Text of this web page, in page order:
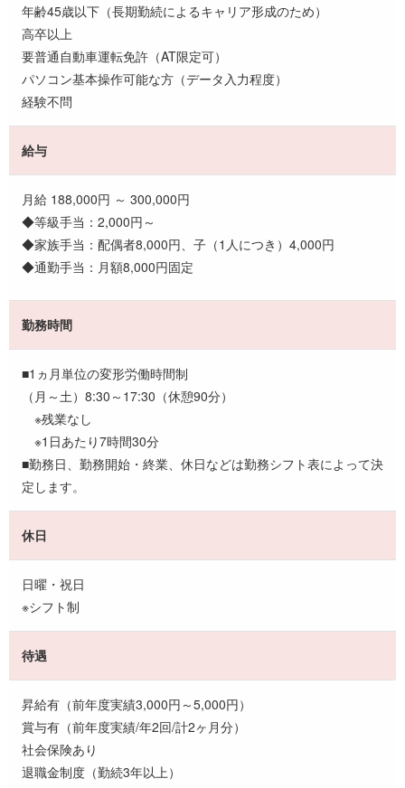
年齢45歳以下（長期勤続によるキャリア形成のため）
高卒以上
要普通自動車運転免許（AT限定可）
パソコン基本操作可能な方（データ入力程度）
経験不問
給与
月給 188,000円 ～ 300,000円
◆等級手当：2,000円～
◆家族手当：配偶者8,000円、子（1人につき）4,000円
◆通勤手当：月額8,000円固定
勤務時間
■1ヵ月単位の変形労働時間制
（月～土）8:30～17:30（休憩90分）
※残業なし
※1日あたり7時間30分
■勤務日、勤務開始・終業、休日などは勤務シフト表によって決
定します。
休日
日曜・祝日
※シフト制
待遇
昇給有（前年度実績3,000円～5,000円）
賞与有（前年度実績/年2回/計2ヶ月分）
社会保険あり
退職金制度（勤続3年以上）